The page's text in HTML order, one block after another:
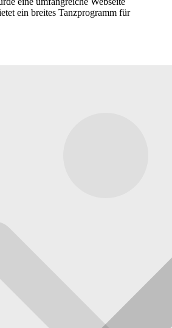
ein breites Tanzprogramm für